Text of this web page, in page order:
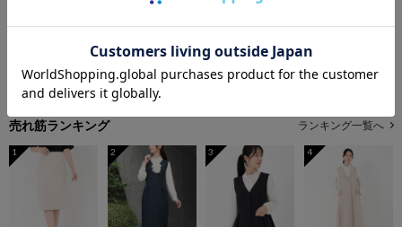
ご希望の条件で商品は見つかりませんでした。
下記より再度条件を設定して検索してください。
売れ筋ランキング ランキング一覧へ
1 2 3 4